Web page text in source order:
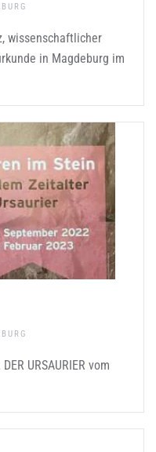
wissenschaftlicher
in Magdeburg im
URSAURIER vom